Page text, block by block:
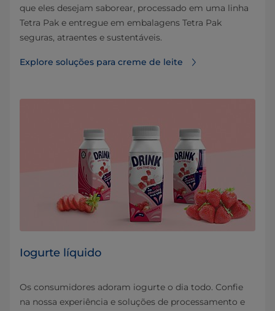
que eles desejam saborear, processado em uma linha
Tetra Pak e entregue em embalagens Tetra Pak
seguras, atraentes e sustentáveis.
Explore soluções para creme de leite
Iogurte líquido
Os consumidores adoram iogurte o dia todo. Confie
na nossa experiência e soluções de processamento e